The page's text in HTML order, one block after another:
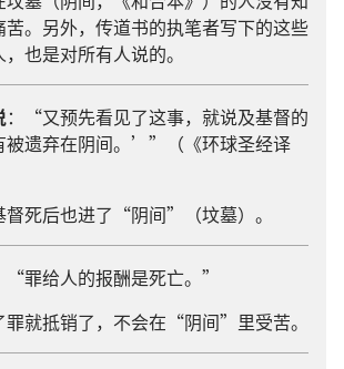
苦。另外，传道书的执笔者写下的这些
也是对所有人说的。
：“又预先看见了这事，就说及基督的
遗弃在阴间。’”（《环球圣经译
督死后也进了“阴间”（坟墓）。
“罪给人的报酬是死亡。”
罪就抵销了，不会在“阴间”里受苦。